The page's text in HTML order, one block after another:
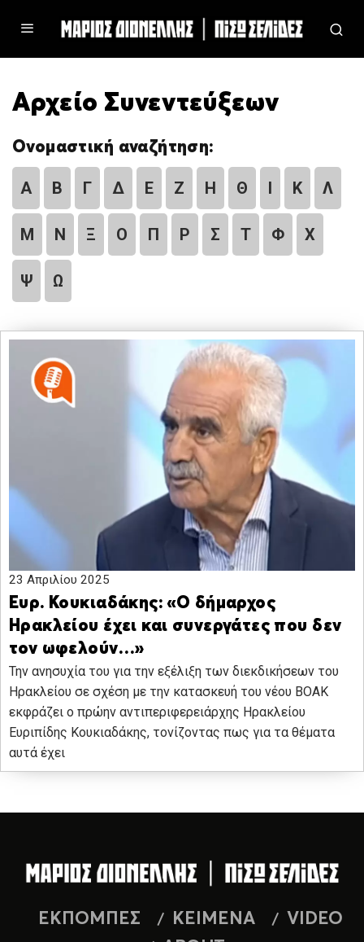
Αρχείο Συνεντεύξεων
Ονομαστική αναζήτηση:
Α Β Γ Δ Ε Ζ Η Θ Ι Κ Λ
Μ Ν Ξ Ο Π Ρ Σ Τ Φ Χ
Ψ Ω
23 Απριλίου 2025
Ευρ. Κουκιαδάκης: «Ο δήμαρχος
Ηρακλείου έχει και συνεργάτες που δεν
τον ωφελούν…»
Την ανησυχία του για την εξέλιξη των διεκδικήσεων του
Ηρακλείου σε σχέση με την κατασκευή του νέου ΒΟΑΚ
εκφράζει ο πρώην αντιπεριφερειάρχης Ηρακλείου
Ευριπίδης Κουκιαδάκης, τονίζοντας πως για τα θέματα
αυτά έχει
ΕΚΠΟΜΠΕΣ ΚΕΙΜΕΝΑ
VIDEO